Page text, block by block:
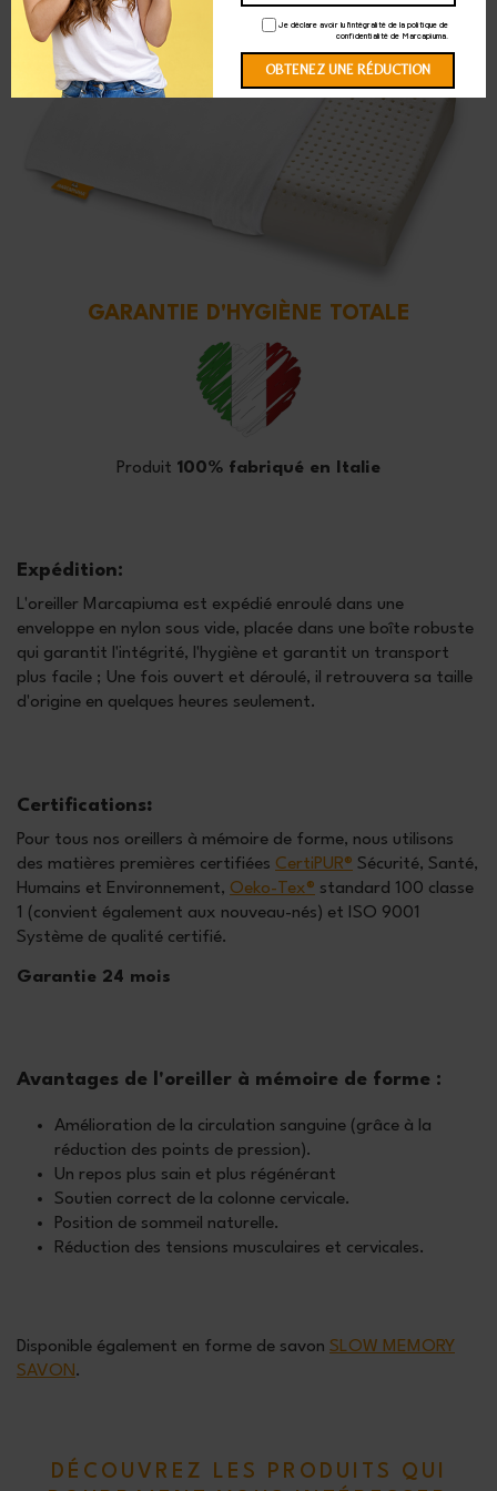
GARANTIE D'HYGIÈNE TOTALE
Produit 100% fabriqué en Italie
Expédition:
L'oreiller Marcapiuma est expédié enroulé dans une
enveloppe en nylon sous vide, placée dans une boîte robuste
qui garantit l'intégrité, l'hygiène et garantit un transport
plus facile ; Une fois ouvert et déroulé, il retrouvera sa taille
d'origine en quelques heures seulement.
Certifications:
Pour tous nos oreillers à mémoire de forme, nous utilisons
des matières premières certifiées CertiPUR® Sécurité, Santé,
Humains et Environnement, Oeko-Tex® standard 100 classe
1 (convient également aux nouveau-nés) et ISO 9001
Système de qualité certifié.
Garantie 24 mois
Avantages de l'oreiller à mémoire de forme :
Amélioration de la circulation sanguine (grâce à la
réduction des points de pression).
Un repos plus sain et plus régénérant
Soutien correct de la colonne cervicale.
Position de sommeil naturelle.
Réduction des tensions musculaires et cervicales.
Disponible également en forme de savon SLOW MEMORY
SAVON.
DÉCOUVREZ LES PRODUITS QUI
Je déclare avoir lu l'intégralité de la politique de
confidentialité de Marcapiuma.